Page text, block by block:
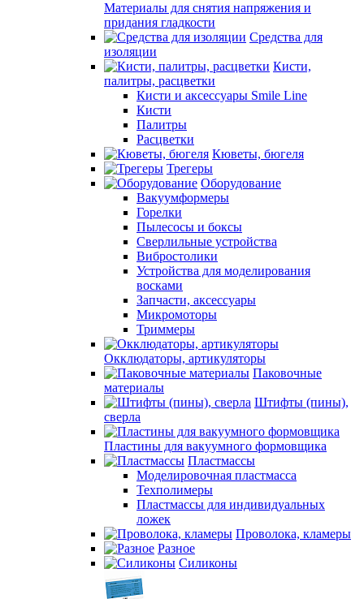
Материалы для снятия напряжения и
придания гладкости
Средства для
изоляции
Кисти,
палитры, расцветки
Кисти и аксессуары Smile Line
Кисти
Палитры
Расцветки
Кюветы, бюгеля
Трегеры
Оборудование
Вакуумформеры
Горелки
Пылесосы и боксы
Сверлильные устройства
Вибростолики
Устройства для моделирования
восками
Запчасти, аксессуары
Микромоторы
Триммеры
Окклюдаторы, артикуляторы
Паковочные
материалы
Штифты (пины),
сверла
Пластины для вакуумного формовщика
Пластмассы
Моделировочная пластмасса
Техполимеры
Пластмассы для индивидуальных
ложек
Проволока, кламеры
Разное
Силиконы